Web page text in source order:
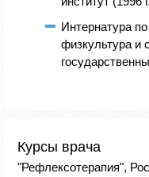
Интернатура
физкультура и
Курсы врача
"Рефлексотерапия",